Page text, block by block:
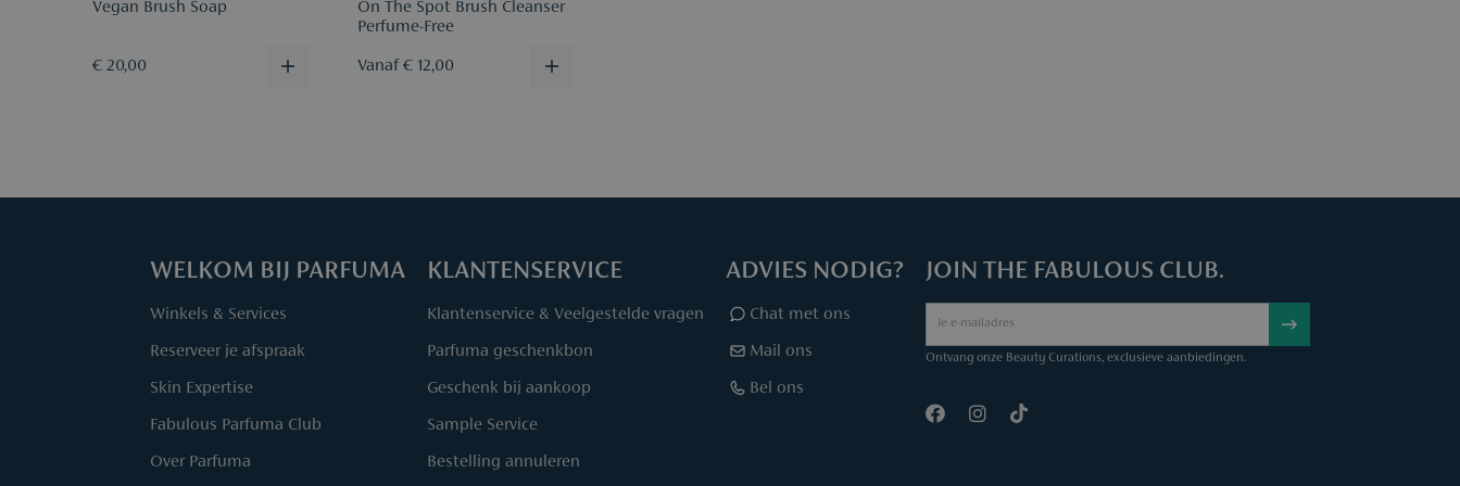
Vegan Brush Soap
€ 20,00
On The Spot Brush Cleanser
Perfume-Free
Vanaf € 12,00
WELKOM BIJ PARFUMA
Winkels & Services
Reserveer je afspraak
Skin Expertise
Fabulous Parfuma Club
Over Parfuma
KLANTENSERVICE
Klantenservice & Veelgestelde vragen
Parfuma geschenkbon
Geschenk bij aankoop
Sample Service
Bestelling annuleren
ADVIES NODIG?
Chat met ons
Mail ons
Bel ons
JOIN THE FABULOUS CLUB.
Ontvang onze Beauty Curations, exclusieve aanbiedingen.